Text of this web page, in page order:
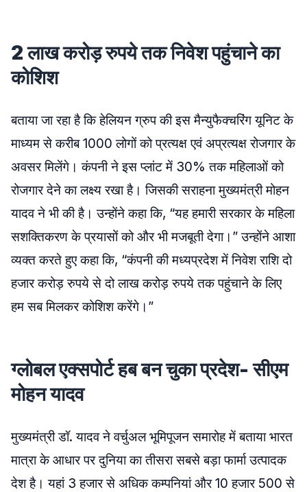
2 लाख करोड़ रुपये तक निवेश पहुंचाने का
कोशिश
बताया जा रहा है कि हेलियन ग्रुप की इस मैन्युफैक्चरिंग यूनिट के
माध्यम से करीब 1000 लोगों को प्रत्यक्ष एवं अप्रत्यक्ष रोजगार के
अवसर मिलेंगे। कंपनी ने इस प्लांट में 30% तक महिलाओं को
रोजगार देने का लक्ष्य रखा है। जिसकी सराहना मुख्यमंत्री मोहन
यादव ने भी की है। उन्होंने कहा कि, “यह हमारी सरकार के महिला
सशक्तिकरण के प्रयासों को और भी मजबूती देगा।” उन्होंने आशा
व्यक्त करते हुए कहा कि, “कंपनी की मध्यप्रदेश में निवेश राशि दो
हजार करोड़ रुपये से दो लाख करोड़ रुपये तक पहुंचाने के लिए
हम सब मिलकर कोशिश करेंगे।”
ग्लोबल एक्सपोर्ट हब बन चुका प्रदेश- सीएम
मोहन यादव
मुख्यमंत्री डॉ. यादव ने वर्चुअल भूमिपूजन समारोह में बताया भारत
मात्रा के आधार पर दुनिया का तीसरा सबसे बड़ा फार्मा उत्पादक
देश है। यहां 3 हजार से अधिक कम्पनियां और 10 हजार 500 से